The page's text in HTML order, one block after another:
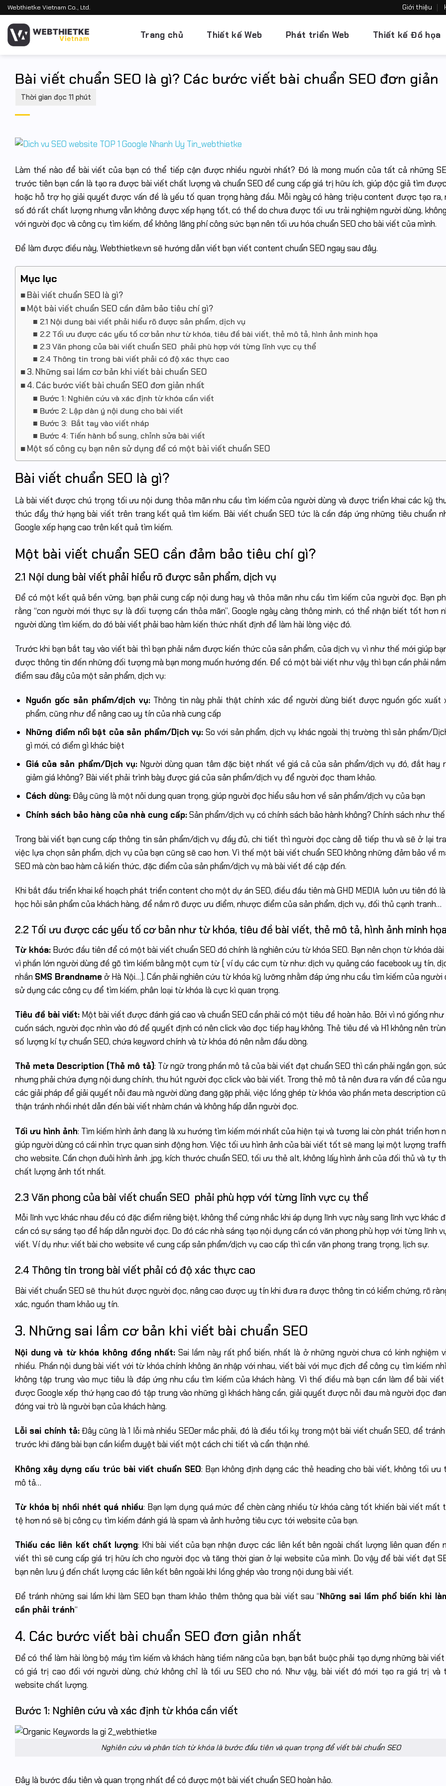
Bỏ
nội
dung
Webthietke Vietnam Co., Ltd. Giới thiệu
Trang chủ Thiết kế Web Phát triển Web Thiết kế Đồ họa
Bài viết chuẩn SEO là gì? Các bước viết bài chuẩn SEO đơn giản
Làm thế nào để bài viết của bạn có thể tiếp cận được nhiều người nhất? Đó là mong muốn của tất cả những
trước tiên bạn cần là tạo ra được bài viết chất lượng và chuẩn SEO để cung cấp giá trị hữu ích, giúp độc giả tìm
hoặc hỗ trợ họ giải quyết được vấn đề là yếu tố quan trọng hàng đầu. Mỗi ngày có hàng triệu content được tạo ra,
số đó rất chất lượng nhưng vẫn không được xếp hạng tốt, có thể do chưa được tối ưu trải nghiệm người dùng,
với người đọc và công cụ tìm kiếm, để không lãng phí công sức bạn nên tối ưu hóa chuẩn SEO cho bài viết của mình.
Để làm được điều này, Webthietke.vn sẽ hướng dẫn viết bạn viết content chuẩn SEO ngay sau đây.
Mục lục
Bài viết chuẩn SEO là gì?
Một bài viết chuẩn SEO cần đảm bảo tiêu chí gì?
2.1 Nội dung bài viết phải hiểu rõ được sản phẩm, dịch vụ
2.2 Tối ưu được các yếu tố cơ bản như từ khóa, tiêu đề bài viết, thẻ mô tả, hình ảnh minh họa
2.3 Văn phong của bài viết chuẩn SEO phải phù hợp với từng lĩnh vực cụ thể
2.4 Thông tin trong bài viết phải có độ xác thực cao
3. Những sai lầm cơ bản khi viết bài chuẩn SEO
4. Các bước viết bài chuẩn SEO đơn giản nhất
Bước 1: Nghiên cứu và xác định từ khóa cần viết
Bước 2: Lập dàn ý nội dung cho bài viết
Bước 3: Bắt tay vào viết nháp
Bước 4: Tiến hành bổ sung, chỉnh sửa bài viết
Một số công cụ bạn nên sử dụng để có một bài viết chuẩn SEO
Bài viết chuẩn SEO là gì?
Là bài viết được chú trọng tối ưu nội dung thỏa mãn nhu cầu tìm kiếm của người dùng và được triển khai các kỹ
thúc đẩy thứ hạng bài viết trên trang kết quả tìm kiếm. Bài viết chuẩn SEO tức là cần đáp ứng những tiêu chuẩn
Google xếp hạng cao trên kết quả tìm kiếm.
Một bài viết chuẩn SEO cần đảm bảo tiêu chí gì?
2.1 Nội dung bài viết phải hiểu rõ được sản phẩm, dịch vụ
Để có một kết quả bền vững, bạn phải cung cấp nội dung hay và thỏa mãn nhu cầu tìm kiếm của người đọc. Bạn
rằng “con người mới thực sự là đối tượng cần thỏa mãn”, Google ngày càng thông minh, có thể nhận biết tốt hơn
người dùng tìm kiếm, do đó bài viết phải bao hàm kiến thức nhất định để làm hài lòng việc đó.
Trước khi bạn bắt tay vào viết bài thì bạn phải nắm được kiến thức của sản phẩm, của dịch vụ vì như thế mới giúp
được thông tin đến những đối tượng mà bạn mong muốn hướng đến. Để có một bài viết như vậy thì bạn cần phải
điểm sau đây của một sản phẩm, dịch vụ:
Nguồn gốc sản phẩm/dịch vụ:Thông tin này phải thật chính xác để người dùng biết được nguồn gốc xuất
phẩm, cũng như để nâng cao uy tín của nhà cung cấp
Những điểm nổi bật của sản phẩm/Dịch vụ: So với sản phẩm, dịch vụ khác ngoài thị trường thì sản phẩm/
gì mới, có điểm gì khác biệt
Giá của sản phẩm/Dịch vụ:Người dùng quan tâm đặc biệt nhất về giá cả của sản phẩm/dịch vụ đó, đắt hay
giảm giá không? Bài viết phải trình bày được giá của sản phẩm/dịch vụ để người đọc tham khảo.
Cách dùng:Đây cũng là một nôi dung quan trọng, giúp người đọc hiểu sâu hơn về sản phẩm/dịch vụ của bạn
Chính sách bảo hàng của nhà cung cấp:Sản phẩm/dịch vụ có chính sách bảo hành không? Chính sách như
Trong bài viết bạn cung cấp thông tin sản phẩm/dịch vụ đầy đủ, chi tiết thì người đọc càng dễ tiếp thu và sẽ ở lại
việc lựa chọn sản phẩm, dịch vụ của bạn cũng sẽ cao hơn. Vì thế một bài viết chuẩn SEO không những đảm bảo về
SEO mà còn bao hàm cả kiến thức, đặc điểm của sản phẩm/dịch vụ mà bài viết đề cập đến.
Khi bắt đầu triển khai kế hoạch phát triển content cho một dự án SEO, điều đầu tiên mà GHD MEDIA luôn ưu tiên đó
học hỏi sản phẩm của khách hàng, để nắm rõ được ưu điểm, nhược điểm của sản phẩm, dịch vụ, đối thủ cạnh tranh…
2.2 Tối ưu được các yếu tố cơ bản như từ khóa, tiêu đề bài viết, thẻ mô tả, hình ảnh minh họa
Từ khóa: Bước đầu tiên để có một bài viết chuẩn SEO đó chính là nghiên cứu từ khóa SEO. Bạn nên chọn từ khóa
vì phần lớn người dùng đề gõ tìm kiếm bằng một cụm từ ( ví dụ các cụm từ như: dịch vụ quảng cáo facebook uy tín,
nhắn SMS Brandname ở Hà Nội…). Cần phải nghiên cứu từ khóa kỹ lưỡng nhằm đáp ứng nhu cầu tìm kiếm của người
sử dụng các công cụ để tìm kiếm, phân loại từ khóa là cực kì quan trọng.
Tiêu đề bài viết: Một bài viết được đánh giá cao và chuẩn SEO cần phải có một tiêu đề hoàn hảo. Bởi vì nó giống
cuốn sách, người đọc nhìn vào đó để quyết định có nên click vào đọc tiếp hay không. Thẻ tiêu đề và H1 không nên
số lượng kí tự chuẩn SEO, chứa keyword chính và từ khóa đó nên nằm đầu dòng.
Thẻ meta Description (Thẻ mô tả): Từ ngữ trong phần mô tả của bài viết đạt chuẩn SEO thì cần phải ngắn gọn,
nhưng phải chứa đựng nội dung chính, thu hút người đọc click vào bài viết. Trong thẻ mô tả nên đưa ra vấn đề của
các giải pháp để giải quyết nỗi đau mà người dùng đang gặp phải, việc lồng ghép từ khóa vào phần meta description
thận tránh nhồi nhét dẫn đến bài viết nhàm chán và không hấp dẫn người đọc.
Tối ưu hình ảnh: Tìm kiếm hình ảnh đang là xu hướng tìm kiếm mới nhất của hiện tại và tương lai còn phát triển hơn
giúp người dùng có cái nhìn trực quan sinh động hơn. Việc tối ưu hình ảnh của bài viết tốt sẽ mang lại một lượng
cho website. Cần chọn đuôi hình ảnh .jpg, kích thước chuẩn SEO, tối ưu thẻ alt, không lấy hình ảnh của đối thủ và tự
chất lượng ảnh tốt nhất.
2.3 Văn phong của bài viết chuẩn SEO phải phù hợp với từng lĩnh vực cụ thể
Mỗi lĩnh vực khác nhau đều có đặc điểm riêng biệt, không thể cứng nhắc khi áp dụng lĩnh vực này sang lĩnh vực khác
cần có sự sáng tạo để hấp dẫn người đọc. Do đó các nhà sáng tạo nội dụng cần có văn phong phù hợp với từng lĩnh
viết. Ví dụ như: viết bài cho website về cung cấp sản phẩm/dịch vụ cao cấp thì cần văn phong trang trọng, lịch sự.
2.4 Thông tin trong bài viết phải có độ xác thực cao
Bài viết chuẩn SEO sẽ thu hút được người đọc, nâng cao được uy tín khi đưa ra được thông tin có kiểm chứng, rõ
xác, nguồn tham khảo uy tín.
3. Những sai lầm cơ bản khi viết bài chuẩn SEO
Nội dung và từ khóa không đồng nhất: Sai lầm này rất phổ biến, nhất là ở những người chưa có kinh nghiệm
nhiều. Phần nội dung bài viết với từ khóa chính không ăn nhập với nhau, viết bài với mục địch để công cụ tìm kiếm
không tập trung vào mục tiêu là đáp ứng nhu cầu tìm kiếm của khách hàng. Vì thế điều mà bạn cần làm để bài viết
được Google xếp thứ hạng cao đó tập trung vào những gì khách hàng cần, giải quyết được nỗi đau mà người đọc
đóng vai trò là người bạn của khách hàng.
Lỗi sai chính tả:Đây cũng là 1 lỗi mà nhiều SEOer mắc phải, đó là điều tối kỵ trong một bài viết chuẩn SEO, để
trước khi đăng bài bạn cần kiểm duyệt bài viết một cách chi tiết và cẩn thận nhé.
Không xây dựng cấu trúc bài viết chuẩn SEO: Bạn không định dạng các thẻ heading cho bài viết, không tối ưu
mô tả…
Từ khóa bị nhồi nhét quá nhiều: Bạn lạm dụng quá mức để chèn càng nhiều từ khóa càng tốt khiến bài viết mất
tệ hơn nó sẽ bị công cụ tìm kiếm đánh giá là spam và ảnh hưởng tiêu cực tới website của bạn.
Thiếu các liên kết chất lượng: Khi bài viết của bạn nhận được các liên kết bên ngoài chất lượng liên quan đến
viết thì sẽ cung cấp giá trị hữu ích cho người đọc và tăng thời gian ở lại website của mình. Do vậy để bài viết đạt
bạn nên lưu ý đến chất lượng các liên kết bên ngoài khi lồng ghép vào trong nội dung bài viết.
Để tránh những sai lầm khi làm SEO bạn tham khảo thêm thông qua bài viết sau “Những sai lầm phổ biến khi
cần phải tránh“
4. Các bước viết bài chuẩn SEO đơn giản nhất
Để có thể làm hài lòng bộ máy tìm kiếm và khách hàng tiềm năng của bạn, bạn bắt buộc phải tạo dựng những bài viết
có giá trị cao đối với người dùng, chứ không chỉ là tối ưu SEO cho nó. Như vậy, bài viết đó mới tạo ra giá trị và
website chất lượng.
Bước 1: Nghiên cứu và xác định từ khóa cần viết
Nghiên cứu và phân tích từ khóa là bước đầu tiên và quan trọng để viết bài chuẩn SEO
Đây là bước đầu tiên và quan trọng nhất để có được một bài viết chuẩn SEO hoàn hảo.